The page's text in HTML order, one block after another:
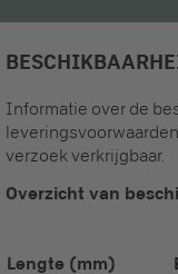
Informatie over de
verzoek verkrijgbaar.
Overzicht van
Lengte (mm)